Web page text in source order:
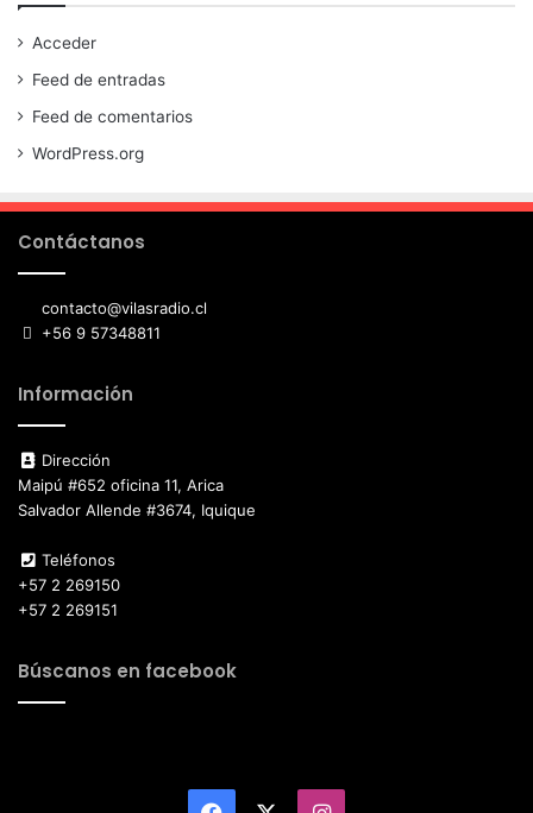
Acceder
Feed de entradas
Feed de comentarios
WordPress.org
Contáctanos
contacto@vilasradio.cl
+56 9 57348811
Información
Dirección
Maipú #652 oficina 11, Arica
Salvador Allende #3674, Iquique
Teléfonos
+57 2 269150
+57 2 269151
Búscanos en facebook